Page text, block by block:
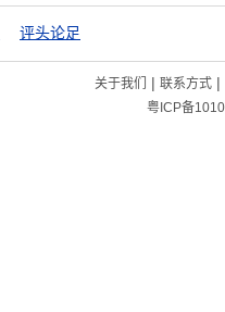
评头论足
关于我们 | 联系方式|
粤ICP备